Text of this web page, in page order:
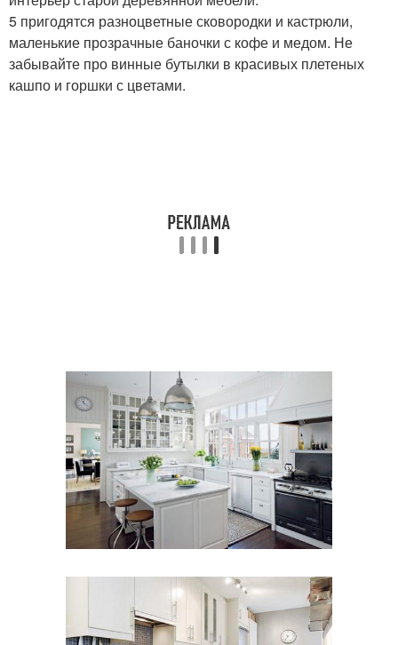
5 пригодятся разноцветные сковородки и кастрюли,
маленькие прозрачные баночки с кофе и медом. Не
забывайте про винные бутылки в красивых плетеных
кашпо и горшки с цветами.